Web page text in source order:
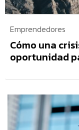
Emprendedores
Cómo una
oportunidad